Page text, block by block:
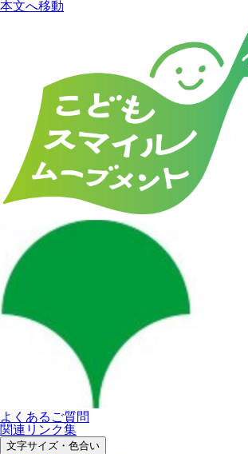
本文へ移動
よくあるご質問
関連リンク集
文字サイズ・色合い